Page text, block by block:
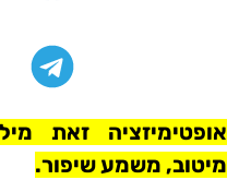
אופטימיזציה זאת
מיטוב, משמע שיפור.